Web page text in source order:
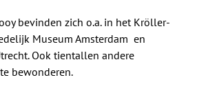
bevinden zich o.a. in het Kröller-
Museum Amsterdam en
Ook tientallen andere
bewonderen.